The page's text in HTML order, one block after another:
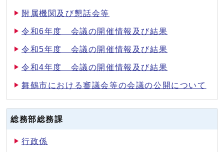
附属機関及び懇話会等
令和6年度 会議の開催情報及び結果
令和5年度 会議の開催情報及び結果
令和4年度 会議の開催情報及び結果
舞鶴市における審議会等の会議の公開について
総務部総務課
行政係